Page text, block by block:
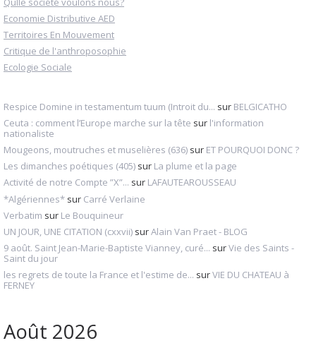
Economie Distributive AED
Territoires En Mouvement
Critique de l'anthroposophie
Ecologie Sociale
Respice Domine in testamentum tuum (Introit du... sur BELGICATHO
Ceuta : comment l’Europe marche sur la tête sur l'information
nationaliste
Mougeons, moutruches et muselières (636) sur ET POURQUOI DONC ?
Les dimanches poétiques (405) sur La plume et la page
Activité de notre Compte ”X”... sur LAFAUTEAROUSSEAU
*Algériennes* sur Carré Verlaine
Verbatim sur Le Bouquineur
UN JOUR, UNE CITATION (cxxvii) surAlain Van Praet - BLOG
9 août. Saint Jean-Marie-Baptiste Vianney, curé... surVie des Saints -
Saint du jour
les regrets de toute la France et l'estime de... surVIE DU CHATEAU à
FERNEY
Août 2026